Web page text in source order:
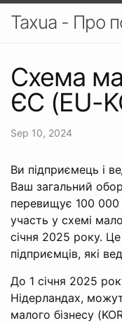
Taxua - Про
Схема
ЄС (EU-
Sep 10, 2024
Ви підприємець і
Ваш загальний
перевищує 100
участь у схемі
січня 2025 року.
підприємців, які
До 1 січня 2025
Нідерландах,
малого бізнесу